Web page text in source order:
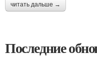
читать дальше →
Последние